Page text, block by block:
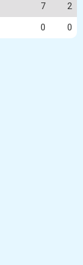
7
2
0 0